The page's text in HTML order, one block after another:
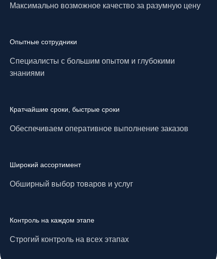
Максимально возможное качество за разумную цену
Опытные сотрудники
Специалисты с большим опытом и глубокими
знаниями
Кратчайшие сроки, быстрые сроки
Обеспечиваем оперативное выполнение заказов
Широкий ассортимент
Обширный выбор товаров и услуг
Контроль на каждом этапе
Строгий контроль на всех этапах